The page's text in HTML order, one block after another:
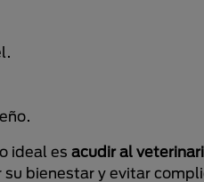
ideal es acudir al
bienestar y evitar